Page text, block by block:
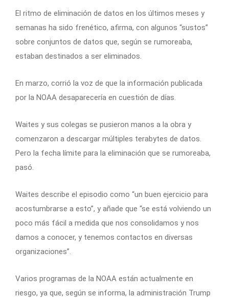
El ritmo de eliminación de datos en los últimos meses y
semanas ha sido frenético, afirma, con algunos “sustos”
sobre conjuntos de datos que, según se rumoreaba,
estaban destinados a ser eliminados.
En marzo, corrió la voz de que la información publicada
por la NOAA desaparecería en cuestión de días.
Waites y sus colegas se pusieron manos a la obra y
comenzaron a descargar múltiples terabytes de datos.
Pero la fecha límite para la eliminación que se rumoreaba,
pasó.
Waites describe el episodio como “un buen ejercicio para
acostumbrarse a esto”, y añade que “se está volviendo un
poco más fácil a medida que nos consolidamos y nos
damos a conocer, y tenemos contactos en diversas
organizaciones”.
Varios programas de la NOAA están actualmente en
riesgo, ya que, según se informa, la administración Trump